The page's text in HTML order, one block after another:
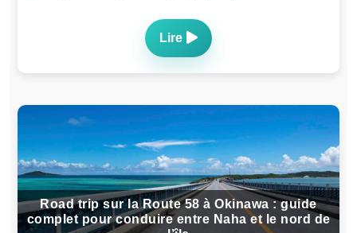
Lire
Road trip sur la Route 58 à Okinawa : guide
complet pour conduire entre Naha et le nord de